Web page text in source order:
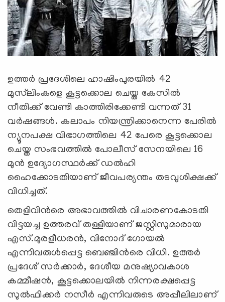
ഉത്തര്‍ പ്രദേശിലെ ഹാഷിംപുരയില്‍ 42
മുസ്‌ലിംകളെ കൂട്ടക്കൊല ചെയ്ത കേസില്‍
നീതിക്ക് വേണ്ടി കാത്തിരിക്കേണ്ടി വന്നത് 31
വര്‍ഷങ്ങള്‍. കലാപം നിയന്ത്രിക്കാനെന്ന പേരില്‍
ന്യൂനപക്ഷ വിഭാഗത്തിലെ 42 പേരെ കൂട്ടക്കൊല
ചെയ്ത സംഭവത്തില്‍ പോലീസ് സേനയിലെ 16
മുന്‍ ഉദ്യോഗസ്ഥര്‍ക്ക് ഡല്‍ഹി
ഹൈക്കോടതിയാണ് ജീവപര്യന്തം തടവുശിക്ഷക്ക്
വിധിച്ചത്.
തെളിവിന്‍രെ അഭാവത്തില്‍ വിചാരണകോടതി
വിട്ടയച്ച ഉത്തരവ് തള്ളിയാണ് ജസ്റ്റിസുമാരായ
എസ്.മുരളീധരന്‍, വിനോദ് ഗോയല്‍
എന്നിവരുള്‍പ്പെട്ട ബെഞ്ചിന്‍രെ വിധി. ഉത്തര്‍
പ്രദേശ് സര്‍ക്കാര്‍, ദേശീയ മനുഷ്യാവകാശ
കമ്മീഷന്‍, കൂട്ടക്കൊലയില്‍ നിന്നരക്ഷപ്പെട്ട
സുല്‍ഫിക്കര്‍ നസീര്‍ എന്നിവരുടെ അപ്പീലിലാണ്